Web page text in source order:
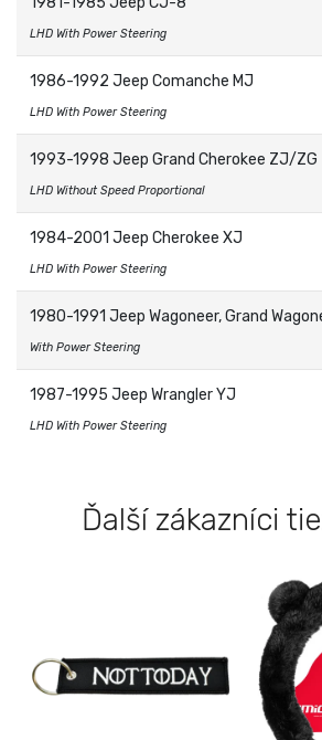
LHD With Power Steering
1986-1992 Jeep Comanche MJ
LHD With Power Steering
1993-1998 Jeep Grand Cherokee ZJ/ZG
LHD Without Speed Proportional
1984-2001 Jeep Cherokee XJ
LHD With Power Steering
1980-1991 Jeep Wagoneer, Grand
With Power Steering
1987-1995 Jeep Wrangler YJ
LHD With Power Steering
Ďalší zákazníci